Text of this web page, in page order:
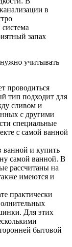
в
запах
учитывать
проводиться
тип подходит для
сливом и
с другими
специальные
с самой ванной
ванной и купить
самой ванной. В
рассчитаны на
имеются и
практически
Для этих
бытовой